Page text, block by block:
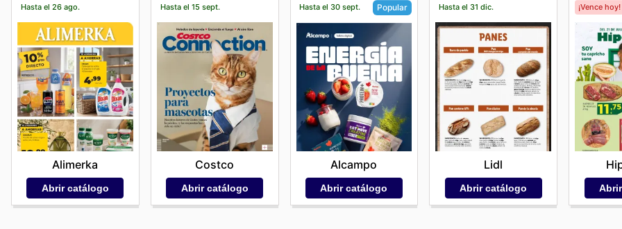
Hasta el 26 ago.
Alimerka
Abrir catálogo
Hasta el 15 sept.
Costco
Abrir catálogo
Hasta el 30 sept. Popular
Alcampo
Abrir catálogo
Hasta el 31 dic.
Lidl
Abrir catálogo
¡Vence hoy!